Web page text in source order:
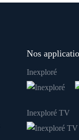
Nos
Inexploré
Inexploré TV